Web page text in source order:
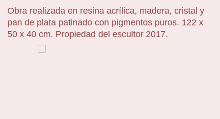
Obra realizada en resina acrílica, madera, cristal y
pan de plata patinado con pigmentos puros. 122 x
50 x 40 cm. Propiedad del escultor 2017.